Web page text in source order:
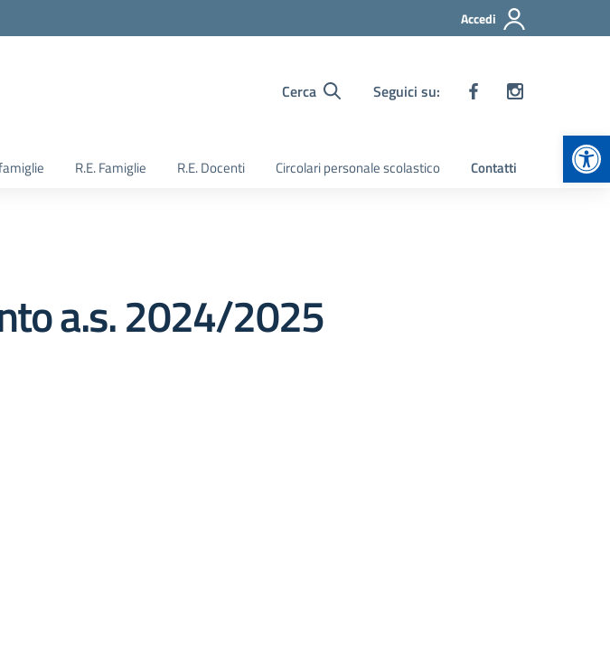
Accedi
Cerca Seguici su:
R.E. Famiglie R.E. Docenti Circolari personale scolastico Contatti
a.s. 2024/2025